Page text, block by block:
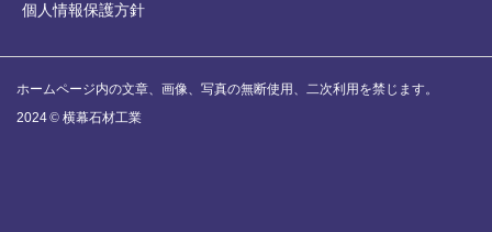
個人情報保護方針
ホームページ内の文章、画像、写真の無断使用、二次利用を禁じます。
2024© 横幕石材工業